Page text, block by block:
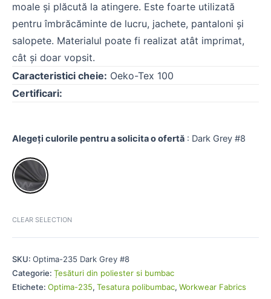
moale și plăcută la atingere. Este foarte utilizată
pentru îmbrăcăminte de lucru, jachete, pantaloni și
salopete. Materialul poate fi realizat atât imprimat,
cât și doar vopsit.
Caracteristici cheie: Oeko-Tex 100
Certificari:
Alegeți culorile pentru a solicita o ofertă : Dark Grey #8
CLEAR SELECTION
SKU: Optima-235 Dark Grey #8
Categorie: Țesături din poliester si bumbac
Etichete: Optima-235, Tesatura polibumbac, Workwear Fabrics